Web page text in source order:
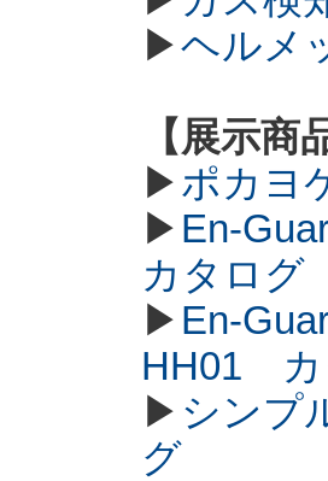
▶ヘルメ
【展示商
▶ポカヨ
▶ En-
カタログ
▶ En-
HH01 カ
▶ シンプ
グ